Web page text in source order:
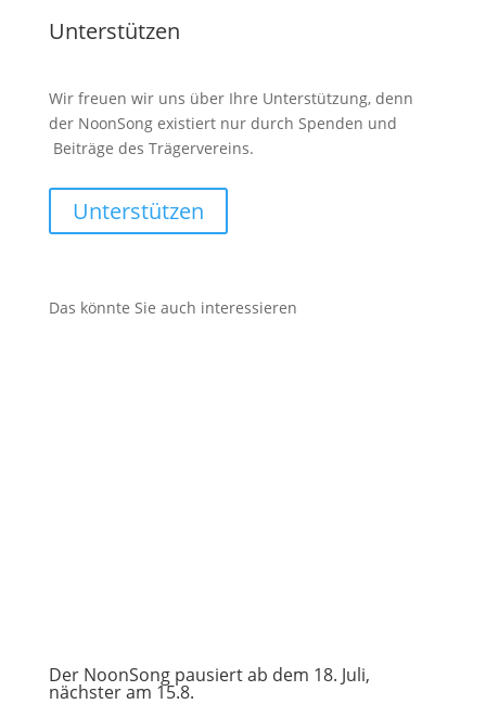
Unterstützen
Wir freuen wir uns über Ihre Unterstützung, denn
der NoonSong existiert nur durch Spenden und
Beiträge des Trägervereins.
Unterstützen
Das könnte Sie auch interessieren
Der NoonSong pausiert ab dem 18. Juli,
nächster am 15.8.